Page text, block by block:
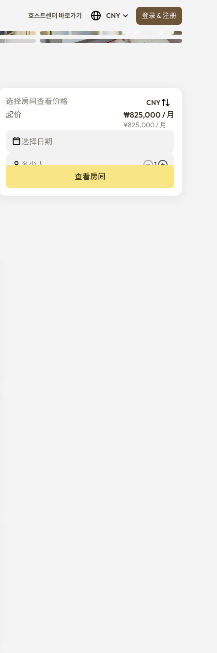
호스트센터 바로가기 CNY
登录 & 注册
查看全部 (9)
选择房间查看价格 CNY
起价 ₩825,000 / 月
¥825,000/ 月
选择日期
多少人
1
查看房间